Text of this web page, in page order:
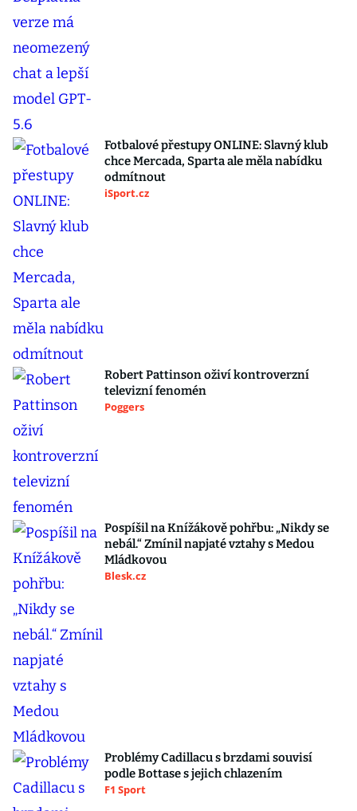
Fotbalové přestupy ONLINE: Slavný klub
chce Mercada, Sparta ale měla nabídku
odmítnout
iSport.cz
Robert Pattinson oživí kontroverzní
televizní fenomén
Poggers
Pospíšil na Knížákově pohřbu: „Nikdy se
nebál.“ Zmínil napjaté vztahy s Medou
Mládkovou
Blesk.cz
Problémy Cadillacu s brzdami souvisí
podle Bottase s jejich chlazením
F1 Sport